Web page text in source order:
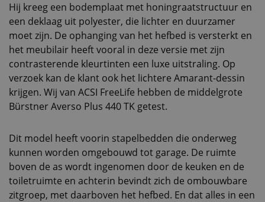
Hij kreeg een bodemplaat met honingraatstructuur en
een deklaag uit polyester, die lichter en duurzamer
moet zijn. De ophanging van het hefbed is versterkt en
het meubilair heeft vooral in deze versie met zijn
contrasterende kleurtinten een luxe uitstraling. Op
verzoek kan de klant ook het lichtere Amarant-dessin
krijgen. Wij van ACSI FreeLife hebben de middelgrote
Bürstner Averso Plus 440 TK getest.
Dit model heeft voorin stapelbedden die onderweg
kunnen worden omgebouwd tot garage. De ruimte
boven de as wordt ingenomen door de keuken en de
toiletruimte en achterin bevindt zich de ombouwbare
zitgroep, met daarboven het hefbed. En dat alles in een